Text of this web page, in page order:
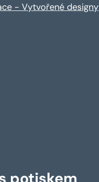
- Vytvořené designy